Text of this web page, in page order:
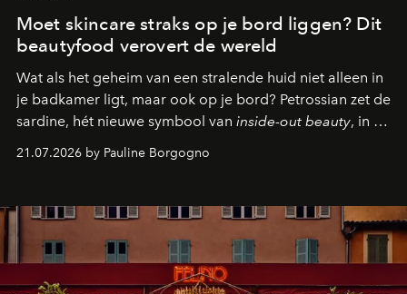
Moet skincare straks op je bord liggen? Dit
beautyfood verovert de wereld
Wat als het geheim van een stralende huid niet alleen in
je badkamer ligt, maar ook op je bord? Petrossian zet de
sardine, hét nieuwe symbool van inside-out beauty, in de
21.07.2026 by Pauline Borgogno